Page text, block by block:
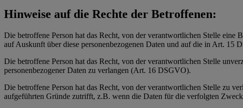
Hinweise auf die Rechte der Betroffenen:
Die betroffene Person hat das Recht, von der verantwortlichen Stelle eine
auf Auskunft über diese personenbezogenen Daten und auf die in Art. 15
Die betroffene Person hat das Recht, von der verantwortlichen Stelle
personenbezogener Daten zu verlangen (Art. 16 DSGVO).
Die betroffene Person hat das Recht, von der verantwortlichen Stelle zu
aufgeführten Gründe zutrifft, z.B. wenn die Daten für die verfolgten